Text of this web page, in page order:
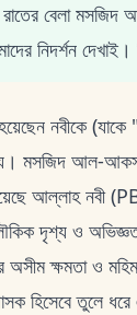
রাতের বেলা
নিদর্শন
নবীকে (যাকে
মসজিদ আল-
আল্লাহ নবী
দৃশ্য ও
ক্ষমতা ও
হিসেবে তুলে